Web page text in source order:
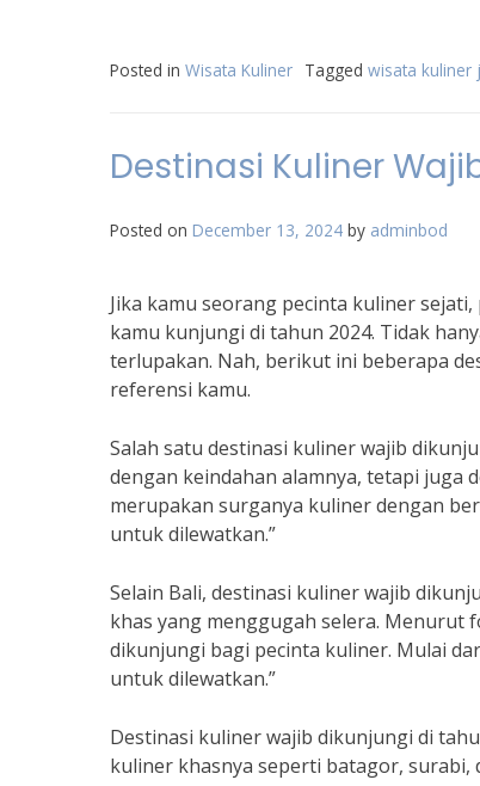
Posted in Wisata Kuliner Tagged wisata kuliner
Destinasi Kuliner
Posted on December 13, 2024 by adminbod
Jika kamu seorang pecinta kuliner
kamu kunjungi di tahun 2024. Tidak
terlupakan. Nah, berikut ini beberapa
referensi kamu.
Salah satu destinasi kuliner wajib
dengan keindahan alamnya, tetapi juga
merupakan surganya kuliner dengan
untuk dilewatkan.”
Selain Bali, destinasi kuliner wajib
khas yang menggugah selera. Menurut
dikunjungi bagi pecinta kuliner. Mulai
untuk dilewatkan.”
Destinasi kuliner wajib dikunjungi di
kuliner khasnya seperti batagor, surabi,